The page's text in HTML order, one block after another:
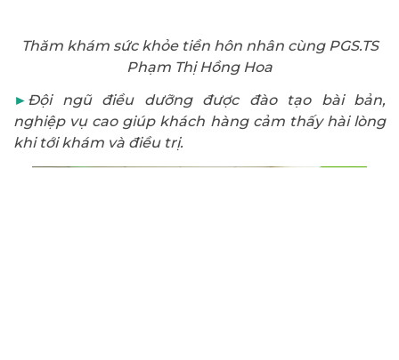
Thăm khám sức khỏe tiền hôn nhân cùng PGS.TS
Phạm Thị Hồng Hoa
► Đội ngũ điều dưỡng được đào tạo bài bản,
nghiệp vụ cao giúp khách hàng cảm thấy hài lòng
khi tới khám và điều trị.